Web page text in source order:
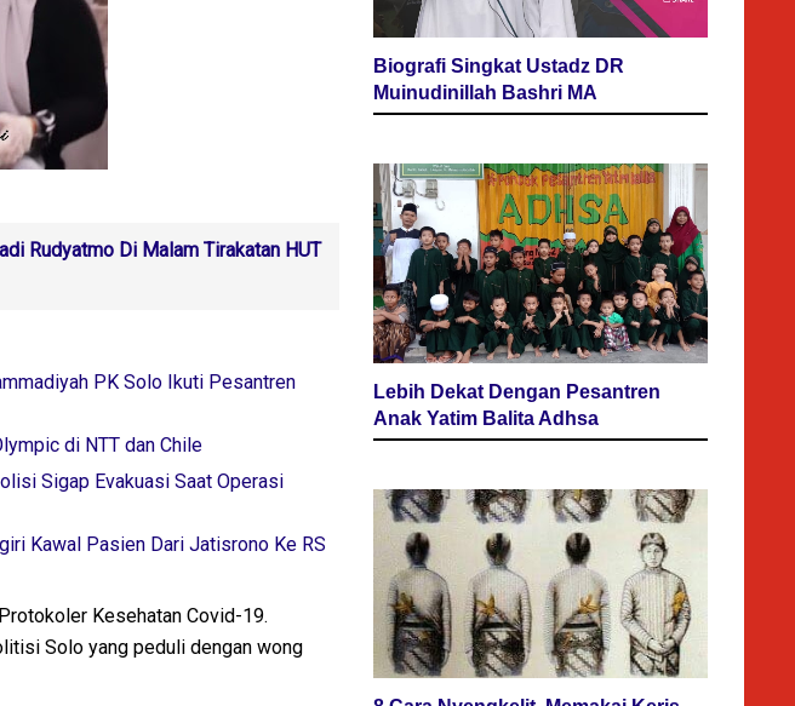
Rudyatmo Di Malam Tirakatan HUT
PK Solo Ikuti Pesantren
di NTT dan Chile
Sigap Evakuasi Saat Operasi
Kawal Pasien Dari Jatisrono Ke RS
Kesehatan Covid-19.
Solo yang peduli dengan wong
Biografi Singkat Ustadz DR
Muinudinillah Bashri MA
Lebih Dekat Dengan Pesantren
Anak Yatim Balita Adhsa